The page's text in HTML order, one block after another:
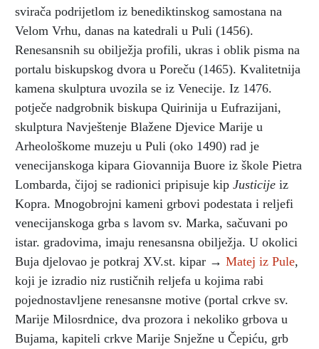
svirača podrijetlom iz benediktinskog samostana na
Velom Vrhu, danas na katedrali u Puli (1456).
Renesansnih su obilježja profili, ukras i oblik pisma na
portalu biskupskog dvora u Poreču (1465). Kvalitetnija
kamena skulptura uvozila se iz Venecije. Iz 1476.
potječe nadgrobnik biskupa Quirinija u Eufrazijani,
skulptura Navještenje Blažene Djevice Marije u
Arheološkome muzeju u Puli (oko 1490) rad je
venecijanskoga kipara Giovannija Buore iz škole Pietra
Lombarda, čijoj se radionici pripisuje kip Justicije iz
Kopra. Mnogobrojni kameni grbovi podestata i reljefi
venecijanskoga grba s lavom sv. Marka, sačuvani po
istar. gradovima, imaju renesansna obilježja. U okolici
Buja djelovao je potkraj XV.st. kipar → Matej iz Pule,
koji je izradio niz rustičnih reljefa u kojima rabi
pojednostavljene renesansne motive (portal crkve sv.
Marije Milosrdnice, dva prozora i nekoliko grbova u
Bujama, kapiteli crkve Marije Snježne u Čepiću, grb